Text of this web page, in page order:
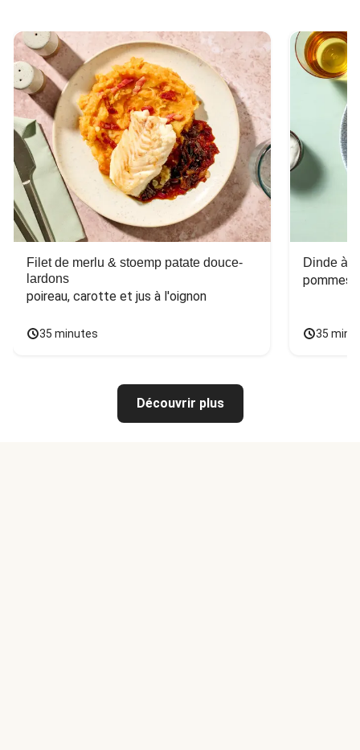
Filet de merlu & stoemp patate douce-
lardons
poireau, carotte et jus à l'oignon
35 minutes
Dinde à
pommes
35
Découvrir plus